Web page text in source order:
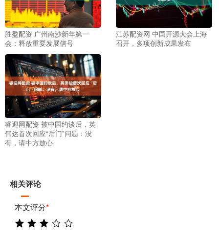
胜盈配资 广州南沙新年第一
会：释放重要发展信号
江苏配资网 中国开源大会上海
召开，多项创新成果发布
睿迎网配资 被中国约谈后，英
伟达首次回应“后门”问题：没
有，请中方放心
相关评论
本文评分*